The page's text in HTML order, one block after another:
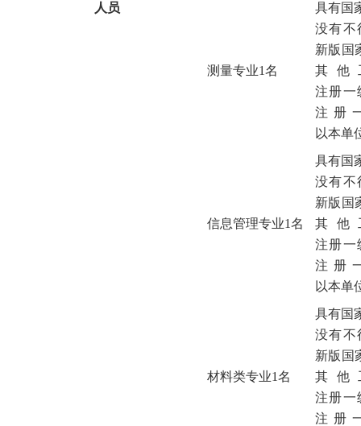
人员
测量专业1名
具有国
没有不
新版国
其他
注册一
注册
以本单
信息管理专业1名
具有国
没有不
新版国
其他
注册一
注册
以本单
材料类专业1名
具有国
没有不
新版国
其他
注册一
注册